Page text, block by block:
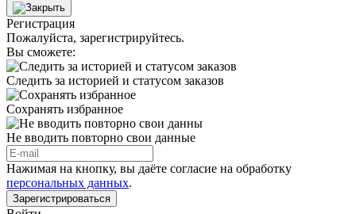
Регистрация
Пожалуйста, зарегистрируйтесь.
Вы сможете:
Следить за историей и статусом заказов
Сохранять избранное
Не вводить повторно свои данные
Нажимая на кнопку, вы даёте согласие на обработку
персональных данных.
Зарегистрироваться